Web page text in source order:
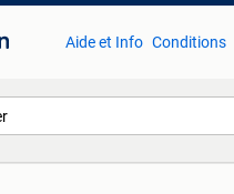
Aide et Info Conditions